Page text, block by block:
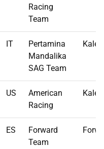
Racing
Team
IT
Pertamina
Mandalika
SAG Team
Kalex
US
American
Racing
Kalex
ES
Forward
Team